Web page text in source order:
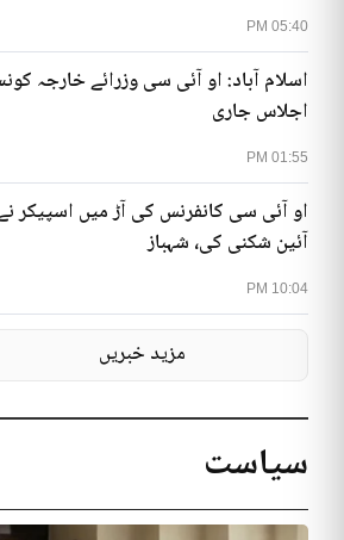
05:40 PM
01:55 PM
اسلام آباد: او آئی سی وزرائے خارجہ
اجلاس جاری
10:04 PM
او آئی سی کانفرنس کی آڑ میں اسپیکر
آئین شکنی کی، شہباز
مزید خبریں
سیاست